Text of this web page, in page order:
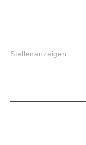
Stellenanzeigen